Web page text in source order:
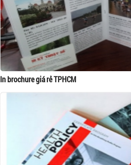
In brochure giá rẻ TPHCM